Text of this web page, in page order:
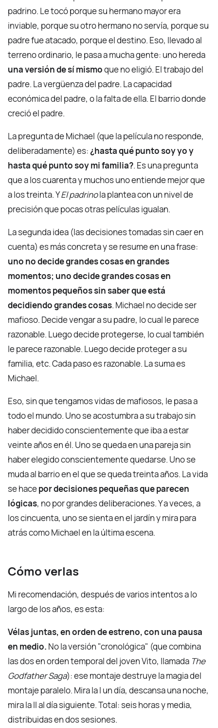
padrino. Le tocó porque su hermano mayor era
inviable, porque su otro hermano no servía, porque su
padre fue atacado, porque el destino. Eso, llevado al
terreno ordinario, le pasa a mucha gente: uno hereda
una versión de sí mismoque no eligió. El trabajo del
padre. La vergüenza del padre. La capacidad
económica del padre, o la falta de ella. El barrio donde
creció el padre.
La pregunta de Michael (que la película no responde,
deliberadamente) es:¿hasta qué punto soy yo y
hasta qué punto soy mi familia?. Es una pregunta
que a los cuarenta y muchos uno entiende mejor que
a los treinta. YEl padrinola plantea con un nivel de
precisión que pocas otras películas igualan.
La segunda idea (las decisiones tomadas sin caer en
cuenta) es más concreta y se resume en una frase:
uno no decide grandes cosas en grandes
momentos; uno decide grandes cosas en
momentos pequeños sin saber que está
decidiendo grandes cosas. Michael no decide ser
mafioso. Decide vengar a su padre, lo cual le parece
razonable. Luego decide protegerse, lo cual también
le parece razonable. Luego decide proteger a su
familia, etc. Cada paso es razonable. La suma es
Michael.
Eso, sin que tengamos vidas de mafiosos, le pasa a
todo el mundo. Uno se acostumbra a su trabajo sin
haber decidido conscientemente que iba a estar
veinte años en él. Uno se queda en una pareja sin
haber elegido conscientemente quedarse. Uno se
muda al barrio en el que se queda treinta años. La vida
se hacepor decisiones pequeñas que parecen
lógicas, no por grandes deliberaciones. Y a veces, a
los cincuenta, uno se sienta en el jardín y mira para
atrás como Michael en la última escena.
Cómo verlas
Mi recomendación, después de varios intentos a lo
largo de los años, es esta:
Vélas juntas, en orden de estreno, con una pausa
en medio. No la versión "cronológica" (que combina
las dos en orden temporal del joven Vito, llamada The
Godfather Saga): ese montaje destruye la magia del
montaje paralelo. Mira la I un día, descansa una noche,
mira la II al día siguiente. Total: seis horas y media,
distribuidas en dos sesiones.